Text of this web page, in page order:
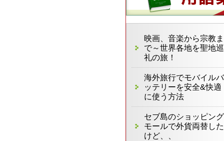
映画、音楽から宗教ま
で～世界各地を聖地巡
礼の旅！
海外旅行でモバイルバ
ッテリーを安全&快適
に使う方法
セブ島のショッピング
モールで外貨両替した
けど、、